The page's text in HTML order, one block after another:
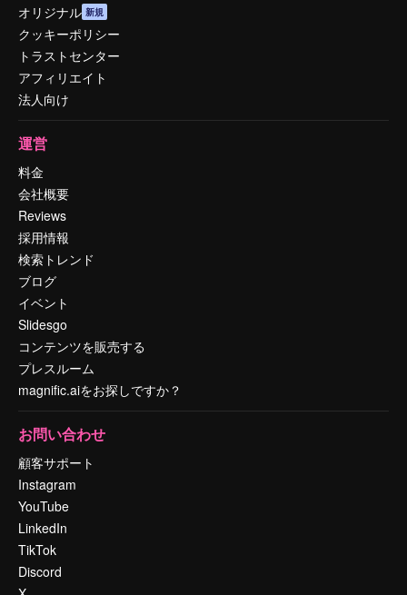
オリジナル 新規
クッキーポリシー
トラストセンター
アフィリエイト
法人向け
運営
料金
会社概要
Reviews
採用情報
検索トレンド
ブログ
イベント
Slidesgo
コンテンツを販売する
プレスルーム
magnific.aiをお探しですか？
お問い合わせ
顧客サポート
Instagram
YouTube
LinkedIn
TikTok
Discord